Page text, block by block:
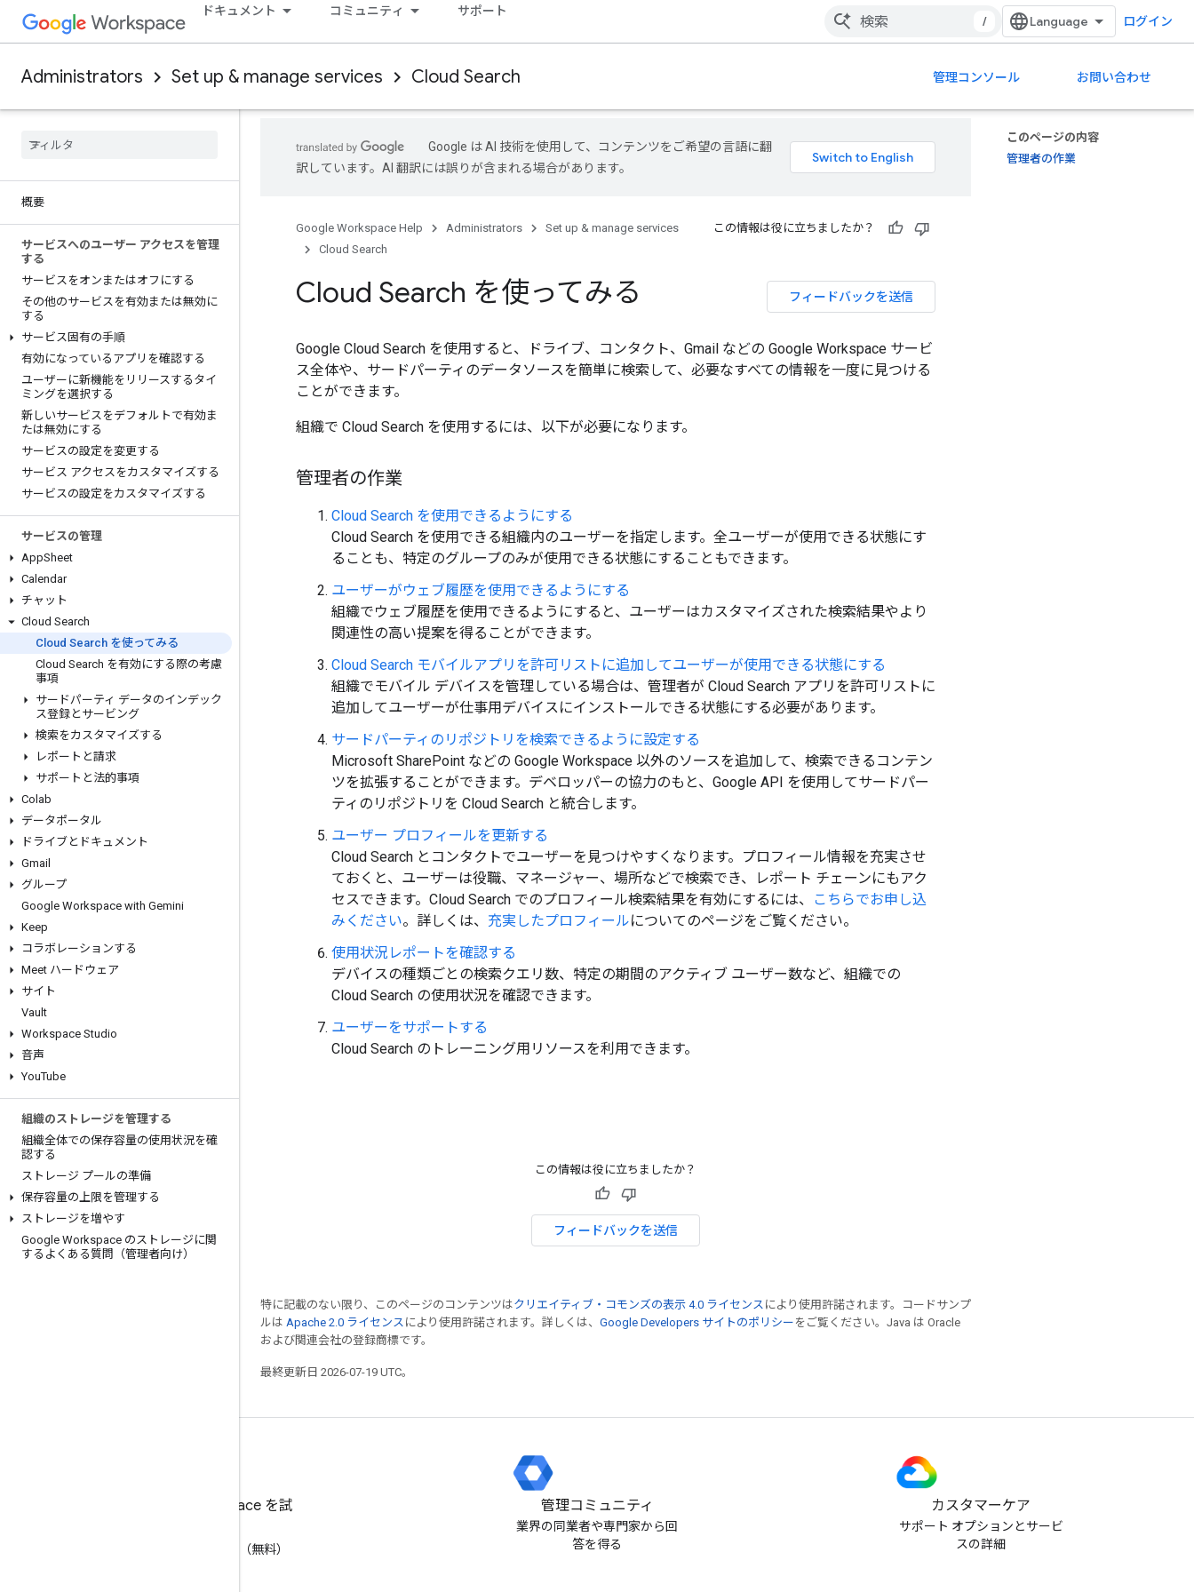
ドキュメント コミュニティ サポート
/ ログイン
Administrators Set up & manage services Cloud Search 管理コンソール お問い合わせ
概要
サービスへのユーザー アクセスを管理
する
サービスをオンまたはオフにする
その他のサービスを有効または無効に
する
サービス固有の手順
有効になっているアプリを確認する
ユーザーに新機能をリリースするタイ
ミングを選択する
新しいサービスをデフォルトで有効ま
たは無効にする
サービスの設定を変更する
サービス アクセスをカスタマイズする
サービスの設定をカスタマイズする
サービスの管理
AppSheet
Calendar
チャット
Cloud Search
Cloud Search を使ってみる
Cloud Search を有効にする際の考慮
事項
サードパーティ データのインデック
ス登録とサービング
検索をカスタマイズする
レポートと請求
サポートと法的事項
Colab
データポータル
ドライブとドキュメント
Gmail
グループ
Google Workspace with Gemini
Keep
コラボレーションする
Meet ハードウェア
サイト
Vault
Workspace Studio
音声
YouTube
組織のストレージを管理する
組織全体での保存容量の使用状況を確
認する
ストレージ プールの準備
保存容量の上限を管理する
ストレージを増やす
Google Workspace のストレージに関
するよくある質問（管理者向け）
このページの内容
管理者の作業
Google は AI 技術を使用して、コンテンツをご希望の言語に翻
訳しています。AI 翻訳には誤りが含まれる場合があります。
Google Workspace Help Administrators
Set up & manage services
Cloud Search
この情報は役に立ちましたか？
フィードバックを送信
Cloud Search を使ってみる
Google Cloud Search を使用すると、ドライブ、コンタクト、Gmail などの Google Workspace サービ
ス全体や、サードパーティのデータソースを簡単に検索して、必要なすべての情報を一度に見つける
ことができます。
組織で Cloud Search を使用するには、以下が必要になります。
管理者の作業
Cloud Search を使用できるようにする
Cloud Search を使用できる組織内のユーザーを指定します。全ユーザーが使用できる状態にす
ることも、特定のグループのみが使用できる状態にすることもできます。
ユーザーがウェブ履歴を使用できるようにする
組織でウェブ履歴を使用できるようにすると、ユーザーはカスタマイズされた検索結果やより
関連性の高い提案を得ることができます。
Cloud Search モバイルアプリを許可リストに追加してユーザーが使用できる状態にする
組織でモバイル デバイスを管理している場合は、管理者が Cloud Search アプリを許可リストに
追加してユーザーが仕事用デバイスにインストールできる状態にする必要があります。
サードパーティのリポジトリを検索できるように設定する
Microsoft SharePoint などの Google Workspace 以外のソースを追加して、検索できるコンテン
ツを拡張することができます。デベロッパーの協力のもと、Google API を使用してサードパー
ティのリポジトリを Cloud Search と統合します。
ユーザー プロフィールを更新する
Cloud Search とコンタクトでユーザーを見つけやすくなります。プロフィール情報を充実させ
ておくと、ユーザーは役職、マネージャー、場所などで検索でき、レポート チェーンにもアク
セスできます。Cloud Search でのプロフィール検索結果を有効にするには、
こちらでお申し込
みください。詳しくは、 充実したプロフィールについてのページをご覧ください。
使用状況レポートを確認する
デバイスの種類ごとの検索クエリ数、特定の期間のアクティブ ユーザー数など、組織での
Cloud Search の使用状況を確認できます。
ユーザーをサポートする
Cloud Search のトレーニング用リソースを利用できます。
この情報は役に立ちましたか？
フィードバックを送信
特に記載のない限り、このページのコンテンツはクリエイティブ・コモンズの表示 4.0 ライセンス により使用許諾されます。コードサンプ
ルは Apache 2.0 ライセンス により使用許諾されます。詳しくは、 Google Developers サイトのポリシー をご覧ください。Java は Oracle
および関連会社の登録商標です。
最終更新日 2026-07-19 UTC。
Google Workspace を試
AI で生産性を向上（無料）
管理コミュニティ
業界の同業者や専門家から回
答を得る
カスタマーケア
サポート オプションとサービ
スの詳細